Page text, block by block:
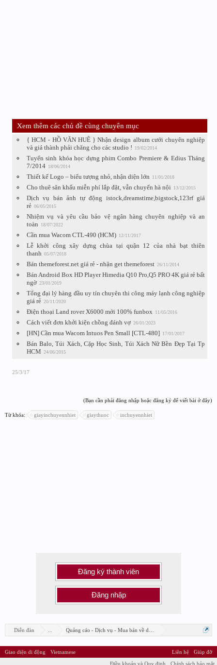
Xem thêm các chủ đề cùng chuyên mục
{ HCM - HỒ VĂN HUÊ } Nhận design album cưới chuyên nghiệp
và giá thành phải chăng cho các studio !
19/02/2014
Tuyển sinh khóa học dựng phim Combo Premiere & Edius Tháng
7/2014 18/06/2014
Thiết kế Logo – biểu tượng nhỏ, nhận diện lớn 11/01/2018
Cho thuê sân khấu miễn phí lắp đặt, vẫn chuyển hà nội 13/12/2015
Dịch vụ bán ảnh tự động istock,dreamstime,bigstock,123rf giá
rẻ 06/05/2015
Nhiệm vụ và yêu cầu bảo vệ ngân hàng chuyên nghiệp và an
toàn
18/07/2022
Cần mua Wacom CTL-490 (HCM) 12/11/2017
Lễ khởi công xây dựng chùa tại quận 12 của nhà bạt thiên
thanh 05/07/2018
Bán themeforest.net giá rẻ - nhận get themeforest 26/11/2014
Bán Android Box HD Player Himedia Q10 Pro,Q5 PRO 4K giá rẻ bất
ngờ 23/01/2019
Tổng đại lý hàng đầu uy tín chuyên thi công máy lạnh công nghiệp
giá rẻ 20/11/2020
Điện thoại Land rover X6000 mới 100% funbox 11/05/2016
Cách viết đơn khởi kiện chồng đánh vợ 26/01/2023
[HN] Cần mua Wacom Intuos Pen Small [CTL-480] 17/01/2017
Bán Balo, Túi Xách, Cặp Học Sinh, Túi Xách Nữ Bền Đẹp Tại Tp
HCM 24/06/2015
25/3/17
(Bạn cần phải đăng nhập hoặc đăng ký để viết bài ở đây)
Từ khóa: giayinchuyennhiet giaythuoc inchuyennhiet
Đăng ký thành viên
Đăng nhập
Diễn đàn Quảng cáo - Dịch vụ - Mua bán về design
Giao diện di động Vietnamese Liên hệ
Giúp đỡ
Điều khoản và Quy định
Chính sách bảo mật